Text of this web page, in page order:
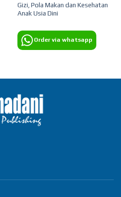
Gizi, Pola Makan dan Kesehatan
Anak Usia Dini
Order via whatsapp